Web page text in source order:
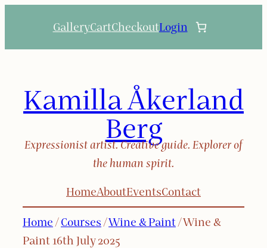
content
GalleryCartCheckoutLogin
Kamilla Åkerland
Berg
Expressionist artist. Creative guide. Explorer of
the human spirit.
HomeAboutEventsContact
Home /Courses /Wine & Paint / Wine &
Paint 16th July 2025